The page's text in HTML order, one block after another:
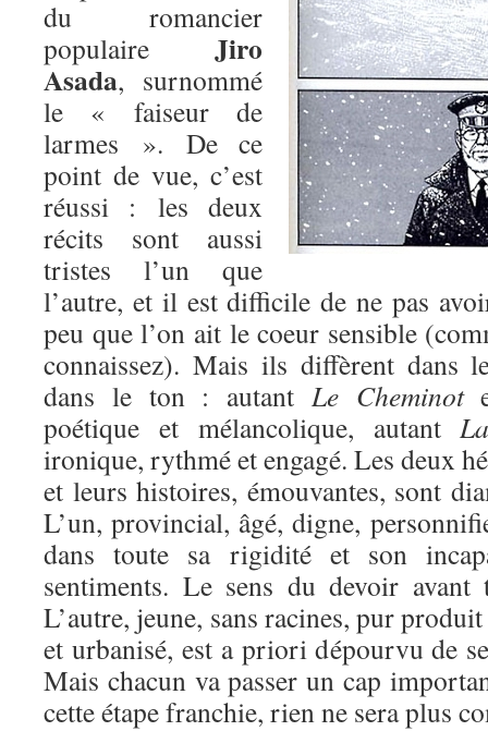
du romancier
populaire Jiro
Asada, surnommé
le « faiseur de
larmes ». De ce
point de vue, c’est
réussi : les deux
récits sont aussi
tristes l’un que
l’autre, et il est difficile de ne pas
peu que l’on ait le coeur sensible
connaissez). Mais ils diffèrent dans
dans le ton : autant Le Cheminot
poétique et mélancolique, autantLa
ironique, rythmé et engagé. Les deux
et leurs histoires, émouvantes, sont
L’un, provincial, âgé, digne,
dans toute sa rigidité et son
sentiments. Le sens du devoir avant
L’autre, jeune, sans racines, pur
et urbanisé, est a priori dépourvu de
Mais chacun va passer un cap
cette étape franchie, rien ne sera plus